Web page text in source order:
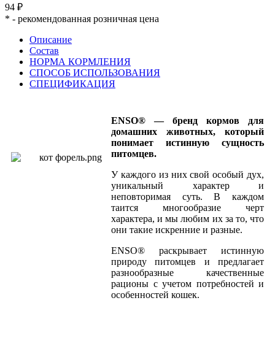
94 ₽
* - рекомендованная розничная цена
Описание
Состав
НОРМА КОРМЛЕНИЯ
СПОСОБ ИСПОЛЬЗОВАНИЯ
СПЕЦИФИКАЦИЯ
ENSO® — бренд кормов для
домашних животных, который
понимает истинную сущность
питомцев.
У каждого из них свой особый дух,
уникальный характер и
неповторимая суть. В каждом
таится многообразие черт
характера, и мы любим их за то, что
они такие искренние и разные.
ENSO® раскрывает истинную
природу питомцев и предлагает
разнообразные качественные
рационы с учетом потребностей и
особенностей кошек.